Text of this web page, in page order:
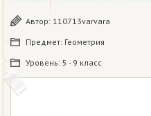
Автор: 110713varvara
Предмет: Геометрия
Уровень: 5 - 9 класс